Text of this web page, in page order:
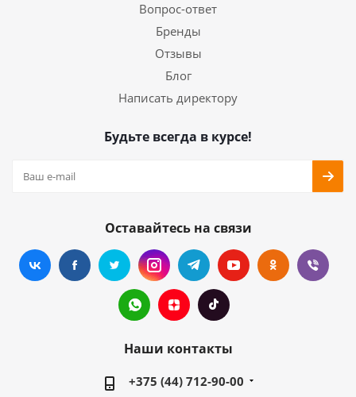
Вопрос-ответ
Бренды
Отзывы
Блог
Написать директору
Будьте всегда в курсе!
Оставайтесь на связи
Наши контакты
+375 (44) 712-90-00